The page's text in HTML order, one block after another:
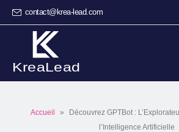
contact@krea-lead.com
Accueil »
Découvrez GPTBot :
l’Intelligence Artificielle